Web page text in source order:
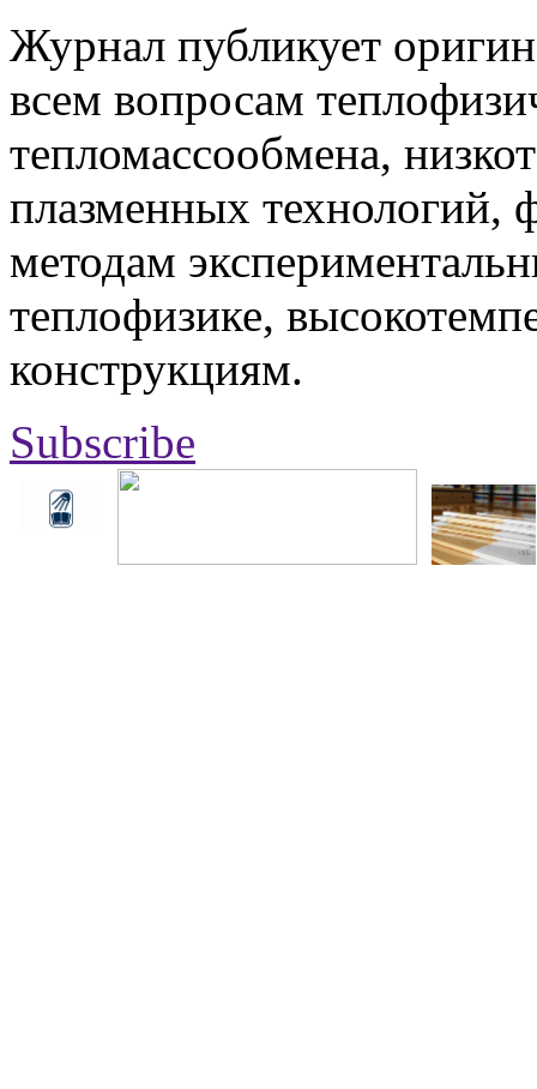
Журнал публикует
всем вопросам
тепломассообмена,
плазменных технологий,
методам
теплофизике,
конструкциям.
Subscribe